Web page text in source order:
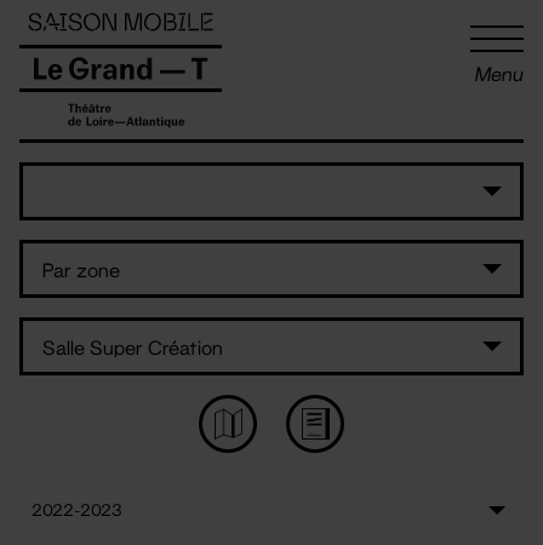
Menu
Panneau de gestion des cookies